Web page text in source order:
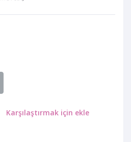
Karşılaştırmak için ekle